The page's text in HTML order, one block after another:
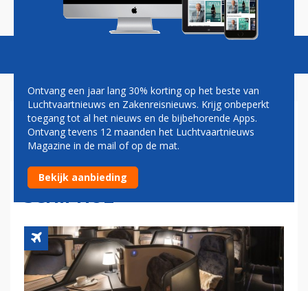
Magazine Podcasts Vacatures
CHINA AIRLINES: MEER
BUSINESS CLASS-STOELEN
OP VLUCHTEN NAAR
SCHIPHOL
Ontvang een jaar lang 30% korting op het beste van
Luchtvaartnieuws en Zakenreisnieuws. Krijg onbeperkt
toegang tot al het nieuws en de bijbehorende Apps.
Ontvang tevens 12 maanden het Luchtvaartnieuws
Magazine in de mail of op de mat.
Bekijk aanbieding